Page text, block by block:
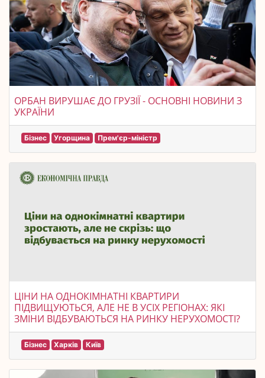
ОРБАН ВИРУШАЄ ДО ГРУЗІЇ - ОСНОВНІ НОВИНИ З
УКРАЇНИ
Бізнес Угорщина Прем'єр-міністр
ЦІНИ НА ОДНОКІМНАТНІ КВАРТИРИ
ПІДВИЩУЮТЬСЯ, АЛЕ НЕ В УСІХ РЕГІОНАХ: ЯКІ
ЗМІНИ ВІДБУВАЮТЬСЯ НА РИНКУ НЕРУХОМОСТІ?
Бізнес Харків Київ